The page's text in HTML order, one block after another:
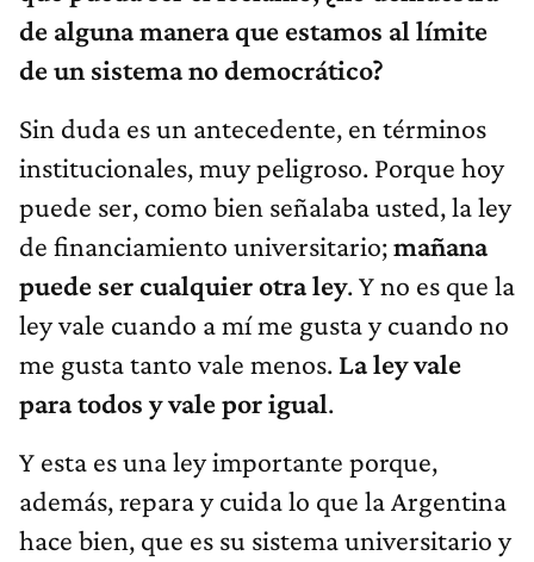
de alguna manera que estamos al límite
de un sistema no democrático?
Sin duda es un antecedente, en términos
institucionales, muy peligroso. Porque hoy
puede ser, como bien señalaba usted, la ley
de financiamiento universitario;mañana
puede ser cualquier otra ley. Y no es que la
ley vale cuando a mí me gusta y cuando no
me gusta tanto vale menos. La ley vale
para todos y vale por igual.
Y esta es una ley importante porque,
además, repara y cuida lo que la Argentina
hace bien, que es su sistema universitario y